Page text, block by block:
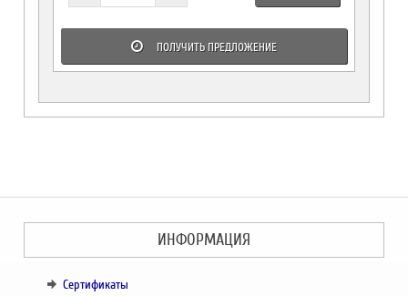
ПОЛУЧИТЬ ПРЕДЛОЖЕНИЕ
ИНФОРМАЦИЯ
Сертификаты